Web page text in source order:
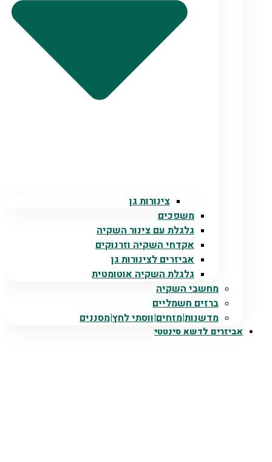
צינורות גן
משפכים
גלגלת עם צינור השקיה
אקדחי השקיה וזרנוקים
אביזרים לצינורות גן
גלגלת השקיה אוטומטית
מחשבי השקיה
ברזים חשמליים
מדשנות|מזחים|ווסתי לחץ|מסננים
אביזרים לדשא סינטטי